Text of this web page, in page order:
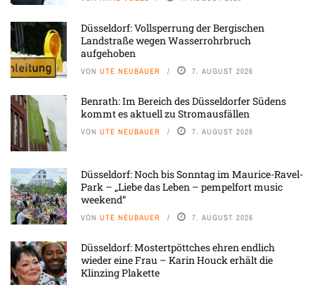
Düsseldorf: Vollsperrung der Bergischen
Landstraße wegen Wasserrohrbruch
aufgehoben
VON UTE NEUBAUER 7. AUGUST 2026
Benrath: Im Bereich des Düsseldorfer Südens
kommt es aktuell zu Stromausfällen
VON UTE NEUBAUER 7. AUGUST 2026
Düsseldorf: Noch bis Sonntag im Maurice-Ravel-
Park – „Liebe das Leben – pempelfort music
weekend“
VON UTE NEUBAUER 7. AUGUST 2026
Düsseldorf: Mostertpöttches ehren endlich
wieder eine Frau – Karin Houck erhält die
Klinzing Plakette